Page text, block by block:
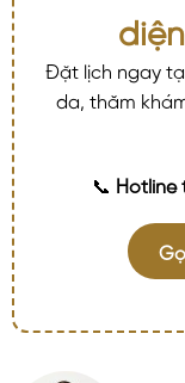
Đặt lịch ngay
da, thăm
📞 Hotline